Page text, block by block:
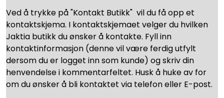
Ved å trykke på "Kontakt Butikk" vil du få opp et
kontaktskjema. I kontaktskjemaet velger du hvilken
Jaktia butikk du ønsker å kontakte. Fyll inn
kontaktinformasjon (denne vil være ferdig utfylt
dersom du er logget inn som kunde) og skriv din
henvendelse i kommentarfeltet. Husk å huke av for
om du ønsker å bli kontaktet via telefon eller E-post.